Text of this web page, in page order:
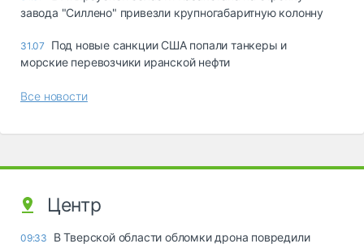
завода "Силлено" привезли крупногабаритную колонну
31.07
Под новые санкции США попали танкеры и
морские перевозчики иранской нефти
Все новости
Центр
09:33
В Тверской области обломки дрона повредили